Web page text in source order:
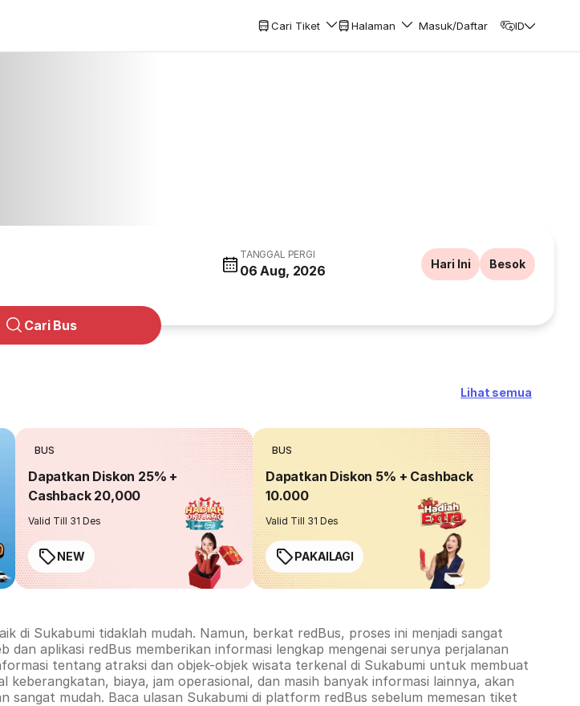
Cari Tiket Halaman Masuk/Daftar ID
TANGGAL PERGI
06 Aug, 2026 Hari Ini Besok
Cari Bus
Lihat semua
BUS
Dapatkan Diskon 25% +
Cashback 20,000
Valid Till 31 Des
NEW
BUS
Dapatkan Diskon 5% + Cashback
10.000
Valid Till 31 Des
PAKAILAGI
di Sukabumi tidaklah mudah. Namun, berkat redBus, proses ini menjadi sangat
aplikasi redBus memberikan informasi lengkap mengenai serunya perjalanan
tentang atraksi dan objek-objek wisata terkenal di Sukabumi untuk membuat
keberangkatan, biaya, jam operasional, dan masih banyak informasi lainnya, akan
sangat mudah. Baca ulasan Sukabumi di platform redBus sebelum memesan tiket